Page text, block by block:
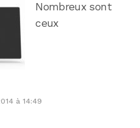
Nombreux sont
ceux
à 14:49